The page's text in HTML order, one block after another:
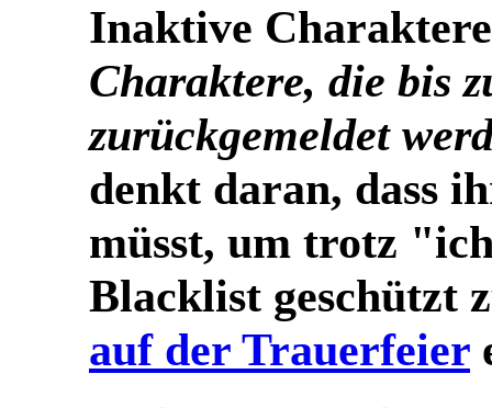
Inaktive Charaktere
Charaktere, die bis
zurückgemeldet
denkt daran, dass
müsst, um trotz
Blacklist geschützt
auf der Trauerfeier